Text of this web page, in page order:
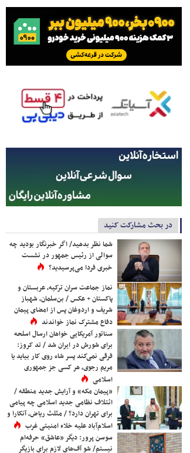
در بحث مشارکت کنید
شما نظر بدهید/ اگر خبرنگار بودید چه
سوالی از رئیس جمهور در نشست
خبری فردا می‌پرسیدید؟
نماز جماعت سران ترکیه، عربستان و
پاکستان + عکس / بن‌سلمان، شهباز
شریف و اردوغان پس از امضای پیمان
دفاع مشترک نماز خواندند
سناتور آمریکایی خواهان ارسال اسلحه
برای شورش در ایران شد / تد کروز:
فرقی نمی‌کند پسر شاه روی کار بیاید یا
مریم رجوی، هر کسی جز جمهوری
اسلامی
«پیمان مکه» و آرایش جدید منطقه /
ائتلاف نظامی جدید اسلامی چه پیامی
برای تهران دارد؟ / مثلث ریاض، آنکارا و
اسلام‌آباد علیه خلاء امنیتی غرب
سوسن پرور: دیگر «عاشق» حرفه‌ام
نیستم/ شو آف‌های لازم برای بازیگر